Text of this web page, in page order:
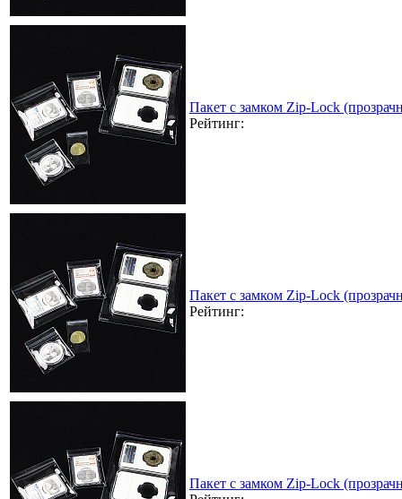
Пакет с замком Zip-Lock
Рейтинг:
Пакет с замком Zip-Lock
Рейтинг:
Пакет с замком Zip-Lock